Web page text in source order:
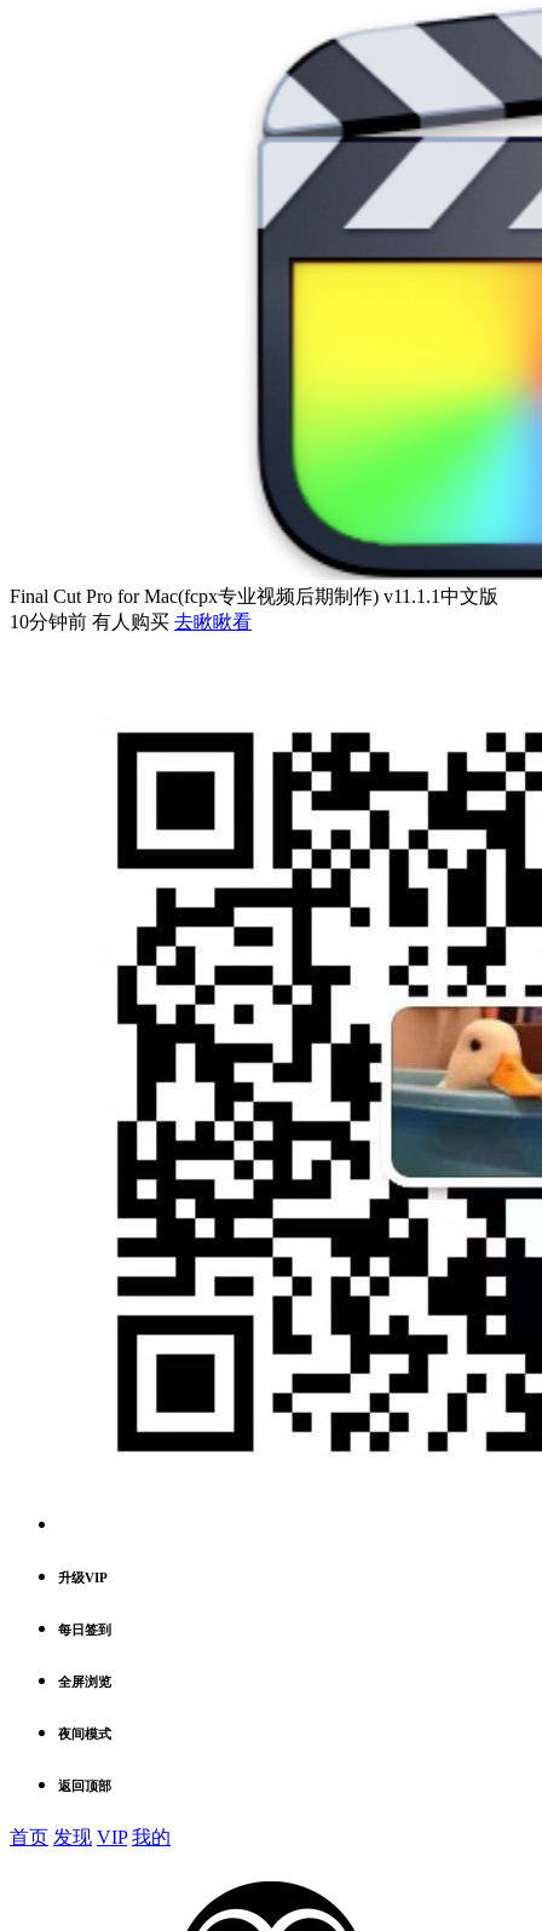
Final Cut Pro for Mac(fcpx专业视频后期制作) v11.1.1中文版
10分钟前 有人购买 去瞅瞅看
升级VIP
每日签到
全屏浏览
夜间模式
返回顶部
首页 发现 VIP 我的